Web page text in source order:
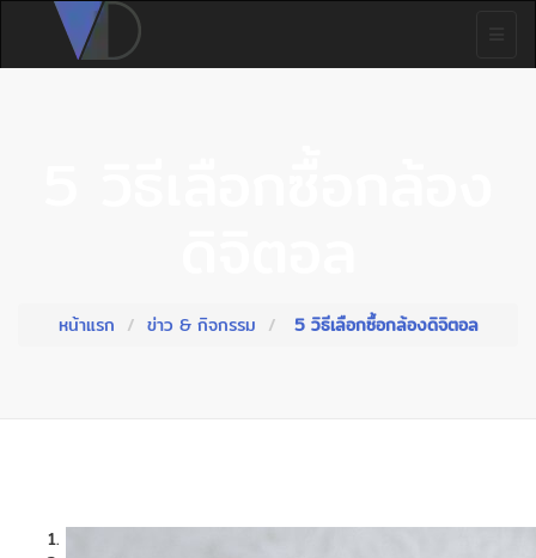
หน้าแรก ข่าว & กิจกรรม 5 วิธีเลือกซื้อกล้องดิจิตอล